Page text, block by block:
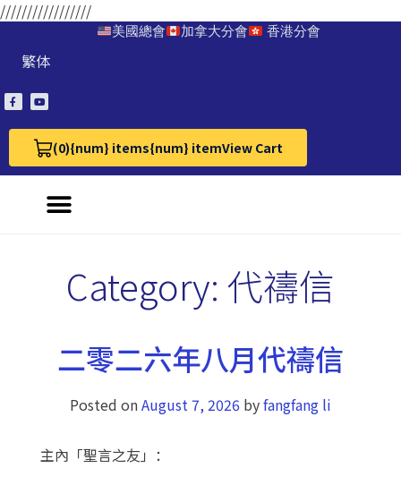
/////////////////
美國總會 加拿大分會 香港分會
繁体
(0)
View Cart 0{num} items{num} itemView Cart
Category: 代禱信
二零二六年八月代禱信
Posted onAugust 7, 2026byfangfang li
主內「聖言之友」：